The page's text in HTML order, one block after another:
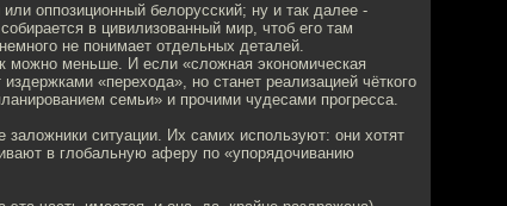
оппозиционный белорусский; ну и так далее -
в цивилизованный мир, чтоб его там
не понимает отдельных деталей.
можно меньше. И если «сложная экономическая
«перехода», но станет реализацией чёткого
семьи» и прочими чудесами прогресса.
ситуации. Их самих используют: они хотят
в глобальную аферу по «упорядочиванию